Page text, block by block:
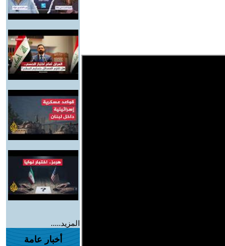
المزيد.....
أخبار عامة